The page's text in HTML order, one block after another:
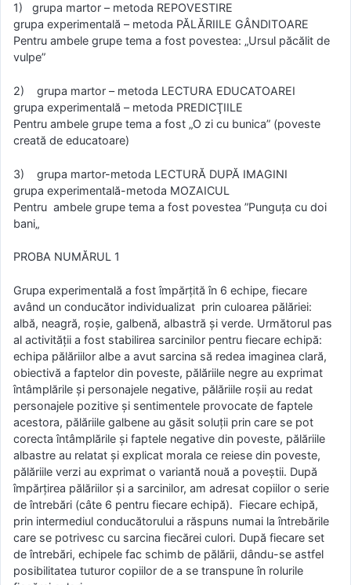
1) grupa martor – metoda REPOVESTIRE
grupa experimentală – metoda PĂLĂRIILE GÂNDITOARE
Pentru ambele grupe tema a fost povestea: „Ursul păcălit de
vulpe”
2) grupa martor – metoda LECTURA EDUCATOAREI
grupa experimentală – metoda PREDICŢIILE
Pentru ambele grupe tema a fost „O zi cu bunica” (poveste
creată de educatoare)
3) grupa martor-metoda LECTURĂ DUPĂ IMAGINI
grupa experimentală-metoda MOZAICUL
Pentru ambele grupe tema a fost povestea ”Punguţa cu doi
bani„
PROBA NUMĂRUL 1
Grupa experimentală a fost împărţită în 6 echipe, fiecare
având un conducător individualizat prin culoarea pălăriei:
albă, neagră, roşie, galbenă, albastră şi verde. Următorul pas
al activităţii a fost stabilirea sarcinilor pentru fiecare echipă:
echipa pălăriilor albe a avut sarcina să redea imaginea clară,
obiectivă a faptelor din poveste, pălăriile negre au exprimat
întâmplările şi personajele negative, pălăriile roşii au redat
personajele pozitive şi sentimentele provocate de faptele
acestora, pălăriile galbene au găsit soluţii prin care se pot
corecta întâmplările şi faptele negative din poveste, pălăriile
albastre au relatat şi explicat morala ce reiese din poveste,
pălăriile verzi au exprimat o variantă nouă a poveștii. După
împărţirea pălăriilor şi a sarcinilor, am adresat copiilor o serie
de întrebări (câte 6 pentru fiecare echipă). Fiecare echipă,
prin intermediul conducătorului a răspuns numai la întrebările
care se potrivesc cu sarcina fiecărei culori. După fiecare set
de întrebări, echipele fac schimb de pălării, dându-se astfel
posibilitatea tuturor copiilor de a se transpune în rolurile